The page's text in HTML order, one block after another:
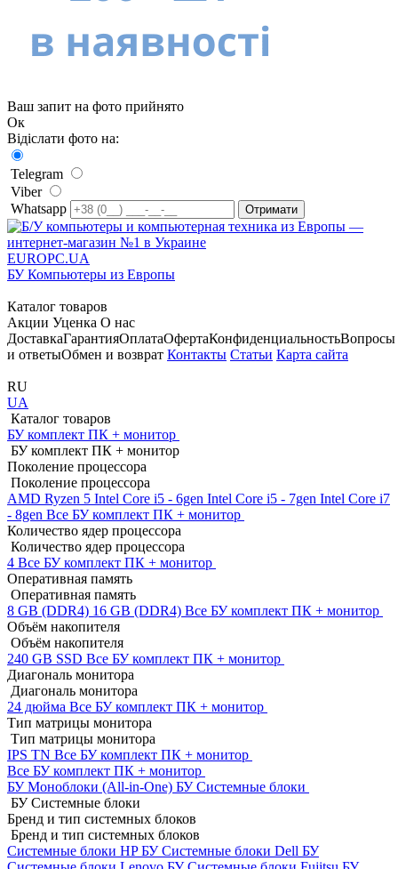
Ваш запит на фото прийнято
Ок
Відіслати фото на:
Telegram
Viber
Whatsapp
EUROPC.UA
БУ Компьютеры из Европы
Каталог товаров
Акции Уценка О нас
ДоставкаГарантияОплатаОфертаКонфиденциальностьВопросы
и ответыОбмен и возврат Контакты Статьи Карта сайта
RU
UA
Каталог товаров
БУ комплект ПК + монитор
БУ комплект ПК + монитор
Поколение процессора
Поколение процессора
AMD Ryzen 5 Intel Core i5 - 6gen Intel Core i5 - 7gen Intel Core i7
- 8gen Все БУ комплект ПК + монитор
Количество ядер процессора
Количество ядер процессора
4 Все БУ комплект ПК + монитор
Оперативная память
Оперативная память
8 GB (DDR4) 16 GB (DDR4) Все БУ комплект ПК + монитор
Объём накопителя
Объём накопителя
240 GB SSD Все БУ комплект ПК + монитор
Диагональ монитора
Диагональ монитора
24 дюйма Все БУ комплект ПК + монитор
Тип матрицы монитора
Тип матрицы монитора
IPS TN Все БУ комплект ПК + монитор
Все БУ комплект ПК + монитор
БУ Моноблоки (All-in-One) БУ Системные блоки
БУ Системные блоки
Бренд и тип системных блоков
Бренд и тип системных блоков
Системные блоки HP БУСистемные блоки Dell БУ